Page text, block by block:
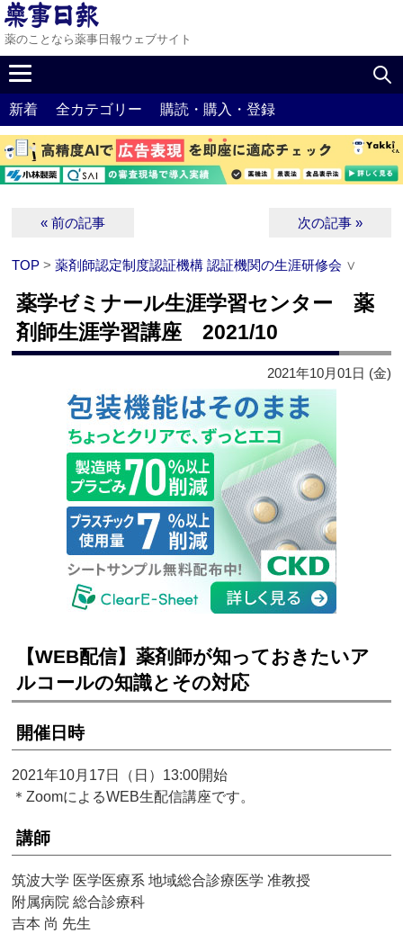
薬のことなら薬事日報ウェブサイト
新着 全カテゴリー 購読・購入・登録
« 前の記事 次の記事 »
TOP >薬剤師認定制度認証機構 認証機関の生涯研修会 ∨
薬学ゼミナール生涯学習センター 薬
剤師生涯学習講座 2021/10
2021年10月01日 (金)
【WEB配信】薬剤師が知っておきたいア
ルコールの知識とその対応
開催日時
2021年10月17日（日）13:00開始
＊ZoomによるWEB生配信講座です。
講師
筑波大学 医学医療系 地域総合診療医学 准教授
附属病院 総合診療科
吉本 尚 先生